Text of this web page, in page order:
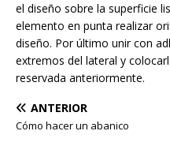
el diseño sobre la superficie
elemento en punta realizar
diseño. Por último unir con
extremos del lateral y
reservada anteriormente.
ANTERIOR
Cómo hacer un abanico